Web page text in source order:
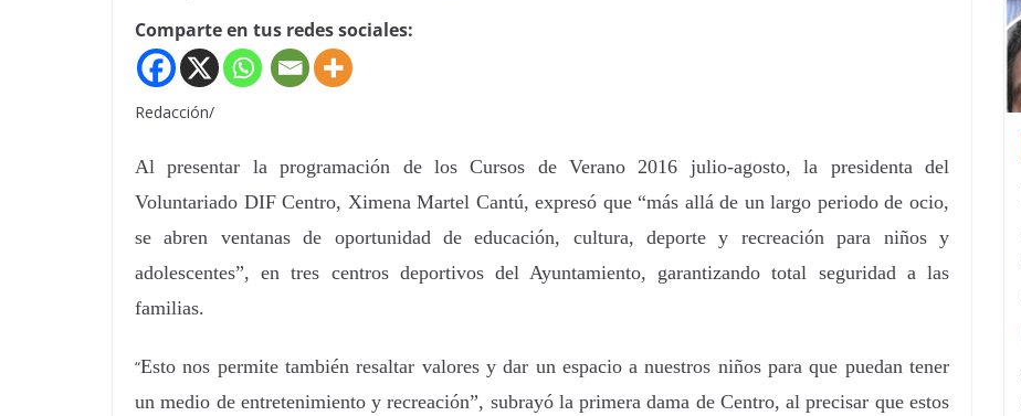
Comparte en tus redes sociales:
Redacción/
Al presentar la programación de los Cursos de Verano 2016 julio-agosto, la presidenta del
Voluntariado DIF Centro, Ximena Martel Cantú, expresó que “más allá de un largo periodo de ocio,
se abren ventanas de oportunidad de educación, cultura, deporte y recreación para niños y
adolescentes”, en tres centros deportivos del Ayuntamiento, garantizando total seguridad a las
familias.
“Esto nos permite también resaltar valores y dar un espacio a nuestros niños para que puedan tener
un medio de entretenimiento y recreación”, subrayó la primera dama de Centro, al precisar que estos